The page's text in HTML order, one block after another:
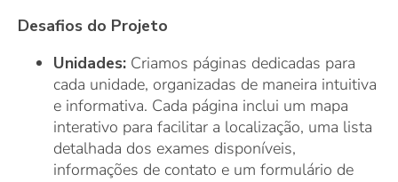
Desafios do Projeto
Unidades: Criamos páginas dedicadas para
cada unidade, organizadas de maneira intuitiva
e informativa. Cada página inclui um mapa
interativo para facilitar a localização, uma lista
detalhada dos exames disponíveis,
informações de contato e um formulário de